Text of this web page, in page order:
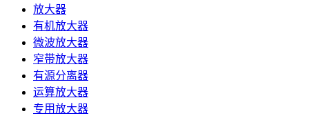
放大器
有机放大器
微波放大器
窄带放大器
有源分离器
运算放大器
专用放大器